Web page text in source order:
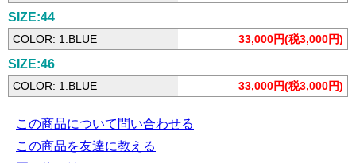
SIZE:44
COLOR: 1.BLUE 33,000円(税3,000円)
SIZE:46
COLOR: 1.BLUE 33,000円(税3,000円)
この商品について問い合わせる
この商品を友達に教える